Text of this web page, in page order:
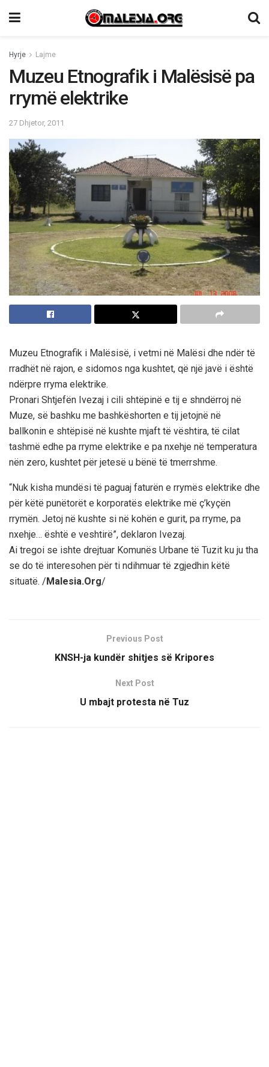
Hyrje Lajme
Muzeu Etnografik i Malësisë pa
rrymë elektrike
27 Dhjetor, 2011
Muzeu Etnografik i Malësisë, i vetmi në Malësi dhe ndër të
rradhët në rajon, e sidomos nga kushtet, që një javë i është
ndërpre rryma elektrike.
Pronari Shtjefën Ivezaj i cili shtëpinë e tij e shndërroj në
Muze, së bashku me bashkëshorten e tij jetojnë në
ballkonin e shtëpisë në kushte mjaft të vështira, të cilat
tashmë edhe pa rryme elektrike e pa nxehje në temperatura
nën zero, kushtet për jetesë u bënë të tmerrshme.
“Nuk kisha mundësi të paguaj faturën e rrymës elektrike dhe
për këtë punëtorët e korporatës elektrike më ç’kyçën
rrymën. Jetoj në kushte si në kohën e gurit, pa rryme, pa
nxehje… është e veshtirë”, deklaron Ivezaj.
Ai tregoi se ishte drejtuar Komunës Urbane të Tuzit ku ju tha
se do të interesohen për ti ndihmuar të zgjedhin këtë
situatë. /Malesia.Org/
Previous Post
KNSH-ja kundër shitjes së Kripores
Next Post
U mbajt protesta në Tuz